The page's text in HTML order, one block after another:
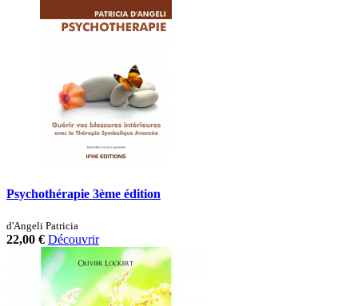
Psychothérapie 3ème édition
d'Angeli Patricia
22,00 € Découvrir